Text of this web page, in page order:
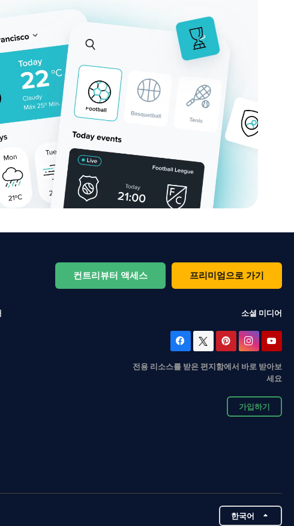
컨트리뷰터 액세스 프리미엄으로 가기
소셜 미디어
전용 리소스를 받은 편지함에서 바로 받아보
세요
가입하기
한국어